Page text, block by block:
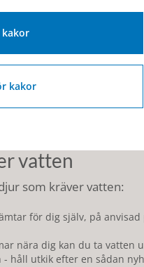
brunnar kommer
kommer kommunen att
och
vatten
som kräver vatten:
för dig själv, på
nära dig kan du ta vatten
håll utkik efter en sådan
kakor
kakor